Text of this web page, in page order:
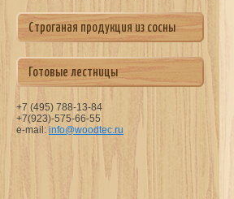
Строганая продукция из сосны
Готовые лестницы
+7 (495) 788-13-84
+7(923)-575-66-55
e-mail: info@woodtec.ru